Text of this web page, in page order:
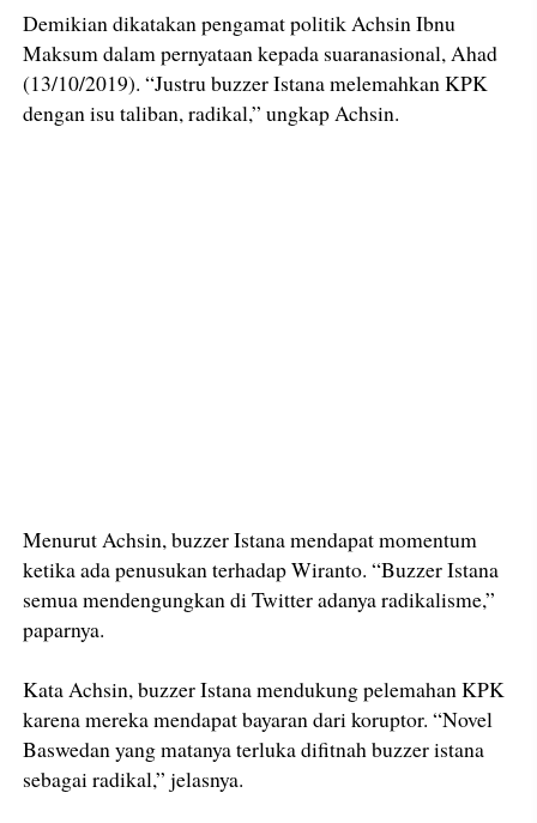
Demikian dikatakan pengamat politik Achsin Ibnu
Maksum dalam pernyataan kepada suaranasional, Ahad
(13/10/2019). “Justru buzzer Istana melemahkan KPK
dengan isu taliban, radikal,” ungkap Achsin.
Menurut Achsin, buzzer Istana mendapat momentum
ketika ada penusukan terhadap Wiranto. “Buzzer Istana
semua mendengungkan di Twitter adanya radikalisme,”
paparnya.
Kata Achsin, buzzer Istana mendukung pelemahan KPK
karena mereka mendapat bayaran dari koruptor. “Novel
Baswedan yang matanya terluka difitnah buzzer istana
sebagai radikal,” jelasnya.